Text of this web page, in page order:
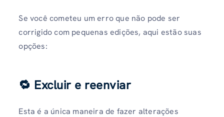
Se você cometeu um erro que não pode ser
corrigido com pequenas edições, aqui estão suas
opções:
🔁 Excluir e reenviar
Esta é a única maneira de fazer alterações